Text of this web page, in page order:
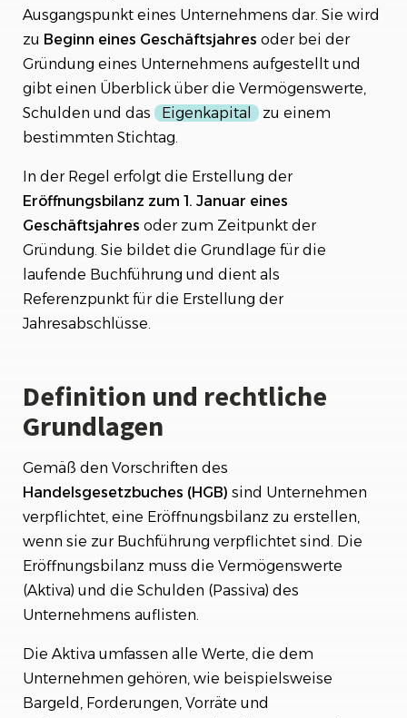
Syvera Accessify
Ausgangspunkt eines Unternehmens dar. Sie wird
zu Beginn eines Geschäftsjahres oder bei der
Gründung eines Unternehmens aufgestellt und
gibt einen Überblick über die Vermögenswerte,
Schulden und das
Eigenkapital
zu einem
bestimmten Stichtag.
In der Regel erfolgt die Erstellung der
Eröffnungsbilanz zum 1. Januar eines
Geschäftsjahres oder zum Zeitpunkt der
Gründung. Sie bildet die Grundlage für die
laufende Buchführung und dient als
Referenzpunkt für die Erstellung der
Jahresabschlüsse.
Definition und rechtliche
Grundlagen
Gemäß den Vorschriften des
Handelsgesetzbuches (HGB) sind Unternehmen
verpflichtet, eine Eröffnungsbilanz zu erstellen,
wenn sie zur Buchführung verpflichtet sind. Die
Eröffnungsbilanz muss die Vermögenswerte
(Aktiva) und die Schulden (Passiva) des
Unternehmens auflisten.
Die Aktiva umfassen alle Werte, die dem
Unternehmen gehören, wie beispielsweise
Bargeld, Forderungen, Vorräte und